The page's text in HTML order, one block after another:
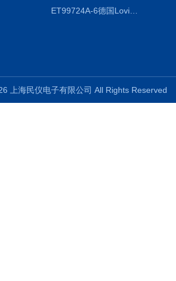
ET99724A-6德国Lovibond ET99724A-6微电脑BOD测定仪
上海民仪电子有限公司 All Rights